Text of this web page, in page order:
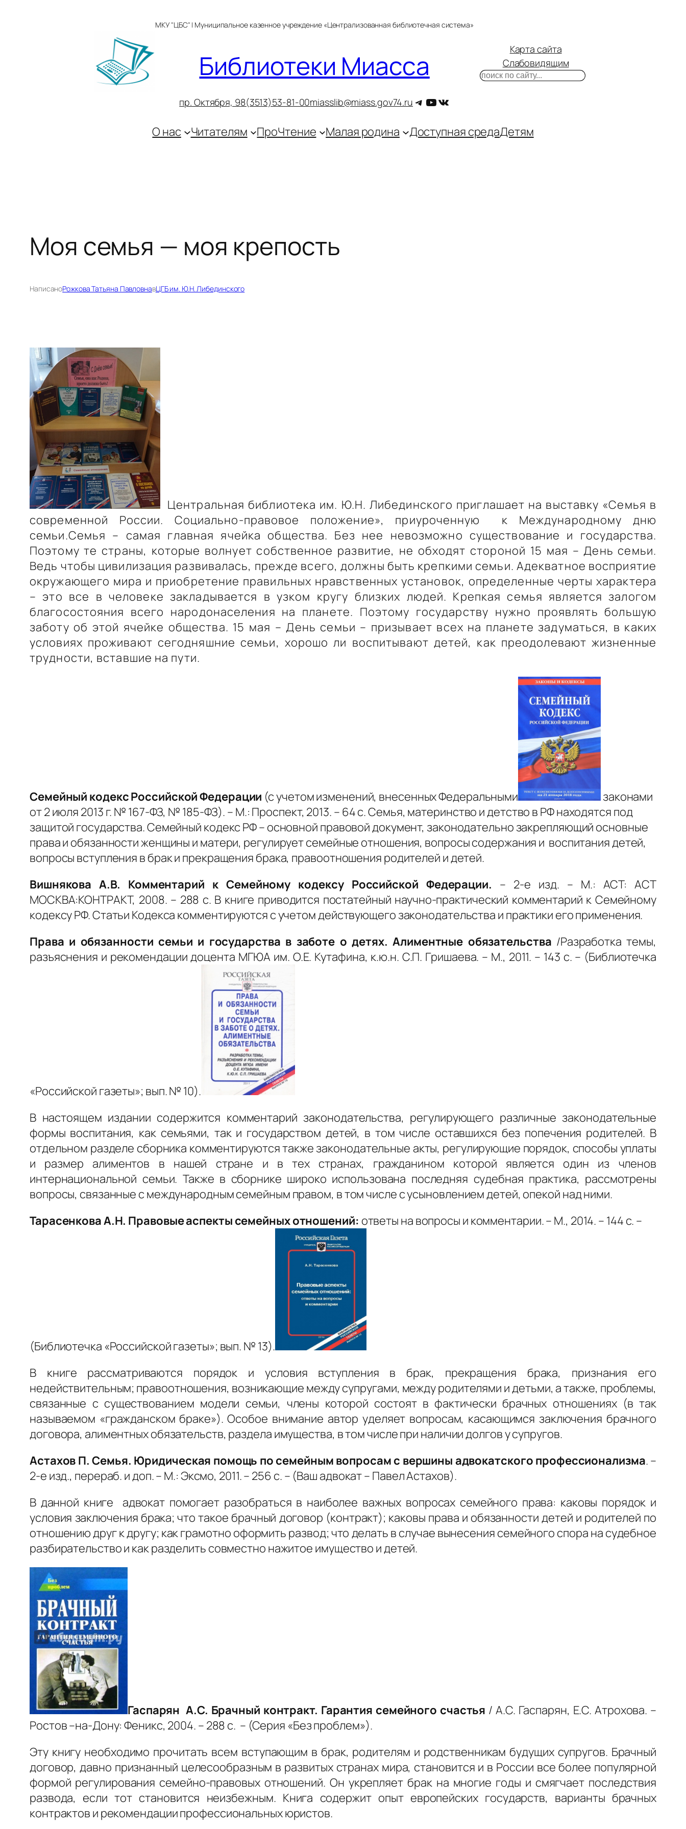
МКУ "ЦБС" | Муниципальное казенное учреждение «Централизованная библиотечная система»
Библиотеки Миасса
пр. Октября, 98(3513)53-81-00miasslib@miass.gov74.ru Telegram
YouTube
ВКонтакте
Карта сайта
Слабовидящим
Поиск
О нас Читателям ПроЧтение Малая родина Доступная средаДетям
Моя семья — моя крепость
НаписаноРожкова Татьяна ПавловнавЦГБ им. Ю.Н. Либединского
Центральная библиотека им. Ю.Н. Либединского приглашает на выставку «Семья в
современной России. Социально-правовое положение», приуроченную к Международному дню
семьи.Семья – самая главная ячейка общества. Без нее невозможно существование и государства.
Поэтому те страны, которые волнует собственное развитие, не обходят стороной 15 мая – День семьи.
Ведь чтобы цивилизация развивалась, прежде всего, должны быть крепкими семьи. Адекватное восприятие
окружающего мира и приобретение правильных нравственных установок, определенные черты характера
– это все в человеке закладывается в узком кругу близких людей. Крепкая семья является залогом
благосостояния всего народонаселения на планете. Поэтому государству нужно проявлять большую
заботу об этой ячейке общества. 15 мая – День семьи – призывает всех на планете задуматься, в каких
условиях проживают сегодняшние семьи, хорошо ли воспитывают детей, как преодолевают жизненные
трудности, вставшие на пути.
Семейный кодекс Российской Федерации (с учетом изменений, внесенных Федеральными
законами
от 2 июля 2013 г. № 167-ФЗ, № 185-ФЗ). – М.: Проспект, 2013. – 64 с. Семья, материнство и детство в РФ находятся под
защитой государства. Семейный кодекс РФ – основной правовой документ, законодательно закрепляющий основные
права и обязанности женщины и матери, регулирует семейные отношения, вопросы содержания и воспитания детей,
вопросы вступления в брак и прекращения брака, правоотношения родителей и детей.
Вишнякова А.В. Комментарий к Семейному кодексу Российской Федерации. – 2-е изд. – М.: АСТ: АСТ
МОСКВА:КОНТРАКТ, 2008. – 288 с. В книге приводится постатейный научно-практический комментарий к Семейному
кодексу РФ. Статьи Кодекса комментируются с учетом действующего законодательства и практики его применения.
Права и обязанности семьи и государства в заботе о детях. Алиментные обязательства /Разработка темы,
разъяснения и рекомендации доцента МГЮА им. О.Е. Кутафина, к.ю.н. С.П. Гришаева. – М., 2011. – 143 с. – (Библиотечка
«Российской газеты»; вып. № 10).
В настоящем издании содержится комментарий законодательства, регулирующего различные законодательные
формы воспитания, как семьями, так и государством детей, в том числе оставшихся без попечения родителей. В
отдельном разделе сборника комментируются также законодательные акты, регулирующие порядок, способы уплаты
и размер алиментов в нашей стране и в тех странах, гражданином которой является один из членов
интернациональной семьи. Также в сборнике широко использована последняя судебная практика, рассмотрены
вопросы, связанные с международным семейным правом, в том числе с усыновлением детей, опекой над ними.
Тарасенкова А.Н. Правовые аспекты семейных отношений: ответы на вопросы и комментарии. – М., 2014. – 144 с. –
(Библиотечка «Российской газеты»; вып. № 13).
В книге рассматриваются порядок и условия вступления в брак, прекращения брака, признания его
недействительным; правоотношения, возникающие между супругами, между родителями и детьми, а также, проблемы,
связанные с существованием модели семьи, члены которой состоят в фактически брачных отношениях (в так
называемом «гражданском браке»). Особое внимание автор уделяет вопросам, касающимся заключения брачного
договора, алиментных обязательств, раздела имущества, в том числе при наличии долгов у супругов.
Астахов П. Семья. Юридическая помощь по семейным вопросам с вершины адвокатского профессионализма. –
2-е изд., перераб. и доп. – М.: Эксмо, 2011. – 256 с. – (Ваш адвокат – Павел Астахов).
В данной книге адвокат помогает разобраться в наиболее важных вопросах семейного права: каковы порядок и
условия заключения брака; что такое брачный договор (контракт); каковы права и обязанности детей и родителей по
отношению друг к другу; как грамотно оформить развод; что делать в случае вынесения семейного спора на судебное
разбирательство и как разделить совместно нажитое имущество и детей.
Гаспарян А.С. Брачный контракт. Гарантия семейного счастья / А.С. Гаспарян, Е.С. Атрохова. –
Ростов –на-Дону: Феникс, 2004. – 288 с. – (Серия «Без проблем»).
Эту книгу необходимо прочитать всем вступающим в брак, родителям и родственникам будущих супругов. Брачный
договор, давно признанный целесообразным в развитых странах мира, становится и в России все более популярной
формой регулирования семейно-правовых отношений. Он укрепляет брак на многие годы и смягчает последствия
развода, если тот становится неизбежным. Книга содержит опыт европейских государств, варианты брачных
контрактов и рекомендации профессиональных юристов.